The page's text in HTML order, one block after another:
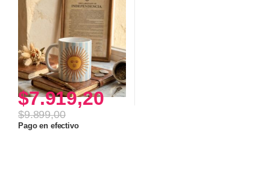
$7.919,20
$9.899,00
Pago en efectivo